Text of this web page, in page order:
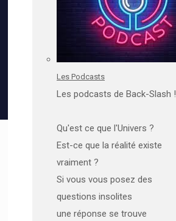
Les Podcasts
Les podcasts de Back-Slash !
Qu'est ce que l'Univers ?
Est-ce que la réalité existe
vraiment ?
Si vous vous posez des
questions insolites
une réponse se trouve